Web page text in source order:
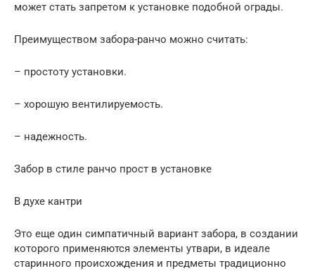
может стать запретом к установке подобной ограды.
Преимуществом забора-ранчо можно считать:
– простоту установки.
– хорошую вентилируемость.
– надежность.
Забор в стиле ранчо прост в установке
В духе кантри
Это еще один симпатичный вариант забора, в создании
которого применяются элементы утвари, в идеале
старинного происхождения и предметы традиционно